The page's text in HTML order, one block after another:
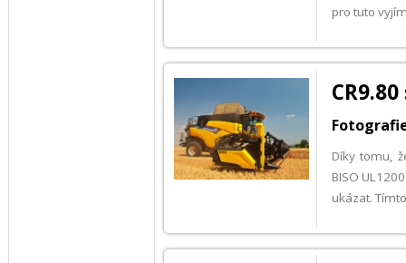
pro tuto
Díky tomu,
BISO
ukázat.